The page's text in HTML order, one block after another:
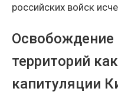
российских войск
территорий
капитуляции